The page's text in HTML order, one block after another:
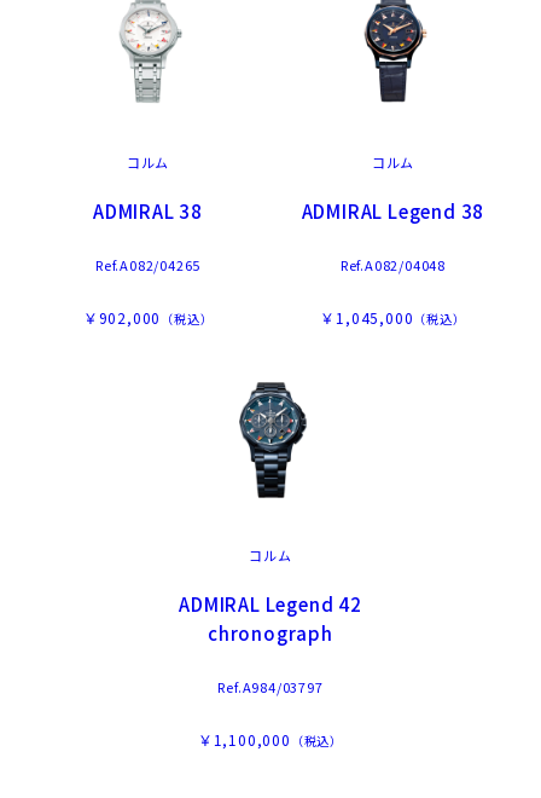
コルム
ADMIRAL 38
Ref.A082/04265
￥902,000 （税込）
コルム
ADMIRAL Legend 38
Ref.A082/04048
￥1,045,000 （税込）
コルム
ADMIRAL Legend 42
chronograph
Ref.A984/03797
￥1,100,000 （税込）